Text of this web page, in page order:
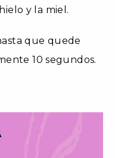
y la miel.
que quede
10 segundos.